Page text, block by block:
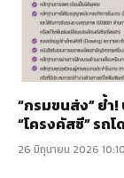
“กรมขนส่ง” ย้ำ
“โครงคัสซี” รถโ
26 มิถุนายน 2026